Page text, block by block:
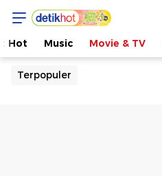
Hot Music Movie & TV
Terpopuler